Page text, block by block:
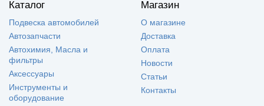
Каталог
Подвеска автомобилей
Автозапчасти
Автохимия, Масла и
фильтры
Аксессуары
Инструменты и
оборудование
Магазин
О магазине
Доставка
Оплата
Новости
Статьи
Контакты